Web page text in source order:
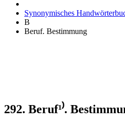
Synonymisches
B
Beruf. Bestimmung
292. Beruf¹⁾.